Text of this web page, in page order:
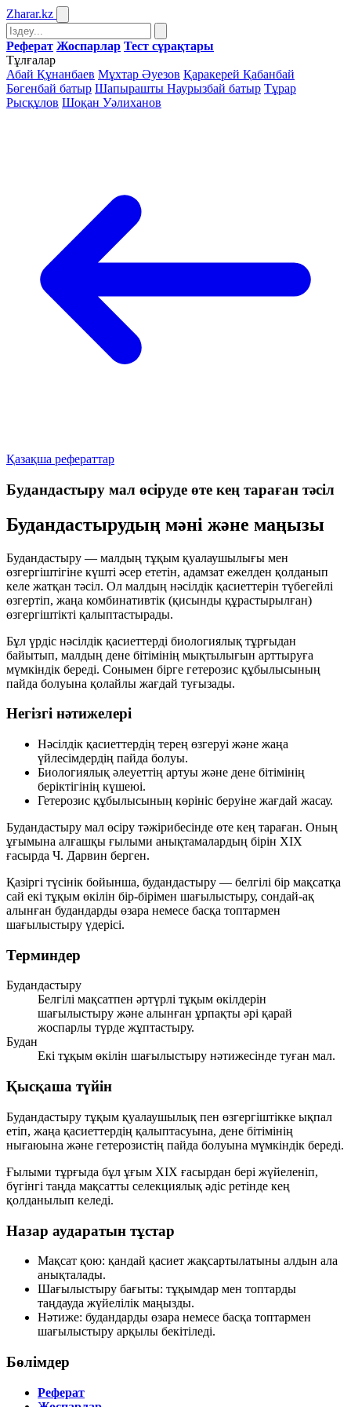
Zharar.kz
Реферат Жоспарлар Тест сұрақтары
Тұлғалар
Абай Құнанбаев Мұхтар Әуезов Қаракерей Қабанбай
Бөгенбай батыр Шапырашты Наурызбай батыр Тұрар
Рысқұлов Шоқан Уәлиханов
Қазақша рефераттар
Будандастыру мал өсіруде өте кең тараған тәсіл
Будандастырудың мәні және маңызы
Будандастыру — малдың тұқым қуалаушылығы мен
өзгергіштігіне күшті әсер ететін, адамзат ежелден қолданып
келе жатқан тәсіл. Ол малдың нәсілдік қасиеттерін түбегейлі
өзгертіп, жаңа комбинативтік (қисынды құрастырылған)
өзгергіштікті қалыптастырады.
Бұл үрдіс нәсілдік қасиеттерді биологиялық тұрғыдан
байытып, малдың дене бітімінің мықтылығын арттыруға
мүмкіндік береді. Сонымен бірге гетерозис құбылысының
пайда болуына қолайлы жағдай туғызады.
Негізгі нәтижелері
Нәсілдік қасиеттердің терең өзгеруі және жаңа
үйлесімдердің пайда болуы.
Биологиялық әлеуеттің артуы және дене бітімінің
беріктігінің күшеюі.
Гетерозис құбылысының көрініс беруіне жағдай жасау.
Будандастыру мал өсіру тәжірибесінде өте кең тараған. Оның
ұғымына алғашқы ғылыми анықтамалардың бірін XIX
ғасырда Ч. Дарвин берген.
Қазіргі түсінік бойынша, будандастыру — белгілі бір мақсатқа
сай екі тұқым өкілін бір-бірімен шағылыстыру, сондай-ақ
алынған будандарды өзара немесе басқа топтармен
шағылыстыру үдерісі.
Терминдер
Будандастыру
Белгілі мақсатпен әртүрлі тұқым өкілдерін
шағылыстыру және алынған ұрпақты әрі қарай
жоспарлы түрде жұптастыру.
Будан
Екі тұқым өкілін шағылыстыру нәтижесінде туған мал.
Қысқаша түйін
Будандастыру тұқым қуалаушылық пен өзгергіштікке ықпал
етіп, жаңа қасиеттердің қалыптасуына, дене бітімінің
нығаюына және гетерозистің пайда болуына мүмкіндік береді.
Ғылыми тұрғыда бұл ұғым XIX ғасырдан бері жүйеленіп,
бүгінгі таңда мақсатты селекциялық әдіс ретінде кең
қолданылып келеді.
Назар аударатын тұстар
Мақсат қою: қандай қасиет жақсартылатыны алдын ала
анықталады.
Шағылыстыру бағыты: тұқымдар мен топтарды
таңдауда жүйелілік маңызды.
Нәтиже: будандарды өзара немесе басқа топтармен
шағылыстыру арқылы бекітіледі.
Бөлімдер
Реферат